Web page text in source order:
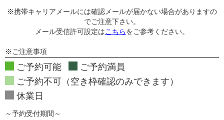
※携帯キャリアメールには確認メールが届かない場合がありますの
でご注意下さい。
メール受信許可設定はこちら をご参考ください。
※ご注意事項
ご予約可能
ご予約満員
ご予約不可（空き枠確認のみできます）
休業日
～予約受付期間～